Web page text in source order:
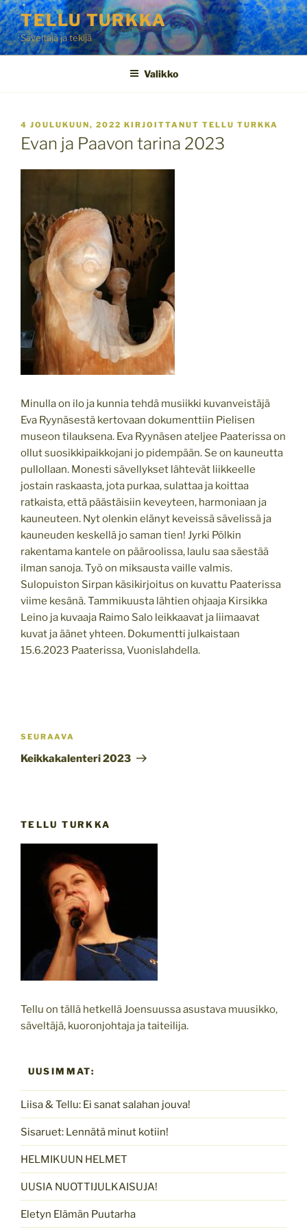
Siirry
sisältöönTELLU TURKKA
Säveltäjä ja tekijä
Valikko
JULKAISTU
4 JOULUKUUN, 2022 KIRJOITTANUT TELLU TURKKA
Evan ja Paavon tarina 2023
Minulla on ilo ja kunnia tehdä musiikki kuvanveistäjä
Eva Ryynäsestä kertovaan dokumenttiin Pielisen
museon tilauksena. Eva Ryynäsen ateljee Paaterissa on
ollut suosikkipaikkojani jo pidempään. Se on kauneutta
pullollaan. Monesti sävellykset lähtevät liikkeelle
jostain raskaasta, jota purkaa, sulattaa ja koittaa
ratkaista, että päästäisiin keveyteen, harmoniaan ja
kauneuteen. Nyt olenkin elänyt keveissä sävelissä ja
kauneuden keskellä jo saman tien! Jyrki Pölkin
rakentama kantele on pääroolissa, laulu saa säestää
ilman sanoja. Työ on miksausta vaille valmis.
Sulopuiston Sirpan käsikirjoitus on kuvattu Paaterissa
viime kesänä. Tammikuusta lähtien ohjaaja Kirsikka
Leino ja kuvaaja Raimo Salo leikkaavat ja liimaavat
kuvat ja äänet yhteen. Dokumentti julkaistaan
15.6.2023 Paaterissa, Vuonislahdella.
selaus
Seuraava
artikkeli
SEURAAVA
Keikkakalenteri 2023
TELLU TURKKA
Tellu on tällä hetkellä Joensuussa asustava muusikko,
säveltäjä, kuoronjohtaja ja taiteilija.
UUSIMMAT:
Liisa & Tellu: Ei sanat salahan jouva!
Sisaruet: Lennätä minut kotiin!
HELMIKUUN HELMET
UUSIA NUOTTIJULKAISUJA!
Eletyn Elämän Puutarha